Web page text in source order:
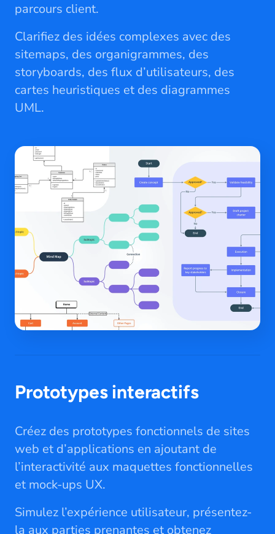
parcours client.
Clarifiez des idées complexes avec des
sitemaps, des organigrammes, des
storyboards, des flux d’utilisateurs, des
cartes heuristiques et des diagrammes
UML.
Prototypes interactifs
Créez des prototypes fonctionnels de sites
web et d’applications en ajoutant de
l’interactivité aux maquettes fonctionnelles
et mock-ups UX.
Simulez l’expérience utilisateur, présentez-
la aux parties prenantes et obtenez